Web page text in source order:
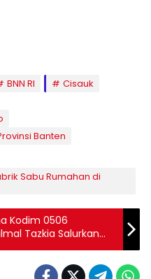
BNN RI
Cisauk
Banten
Sabu Rumahan di
Kodim 0506
Tazkia Salurkan